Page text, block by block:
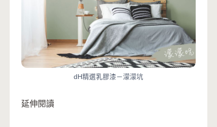
dH精選乳膠漆－濛濛坑
延伸閱讀